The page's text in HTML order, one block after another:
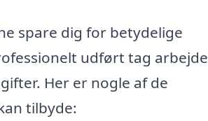
spare dig for betydelige
udført tag arbejde
Her er nogle af de
tilbyde: